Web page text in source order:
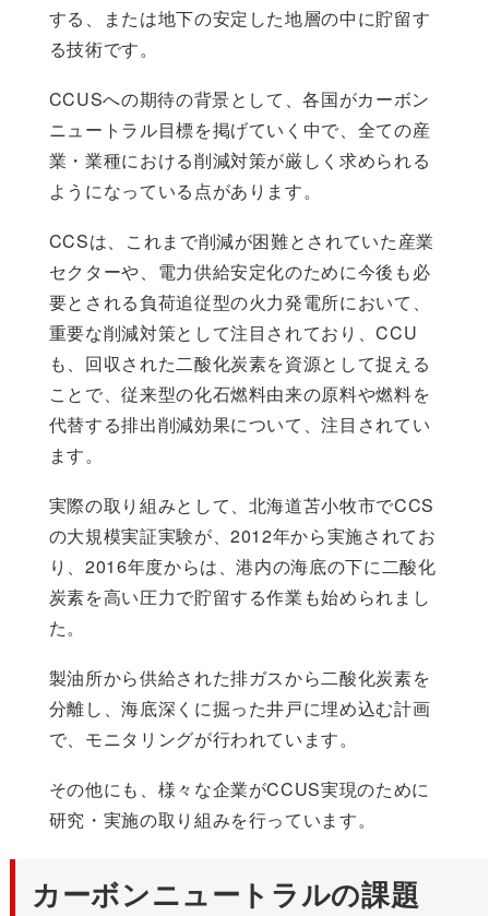
する、または地下の安定した地層の中に貯留す
る技術です。
CCUSへの期待の背景として、各国がカーボン
ニュートラル目標を掲げていく中で、全ての産
業・業種における削減対策が厳しく求められる
ようになっている点があります。
CCSは、これまで削減が困難とされていた産業
セクターや、電力供給安定化のために今後も必
要とされる負荷追従型の火力発電所において、
重要な削減対策として注目されており、CCU
も、回収された二酸化炭素を資源として捉える
ことで、従来型の化石燃料由来の原料や燃料を
代替する排出削減効果について、注目されてい
ます。
実際の取り組みとして、北海道苫小牧市でCCS
の大規模実証実験が、2012年から実施されてお
り、2016年度からは、港内の海底の下に二酸化
炭素を高い圧力で貯留する作業も始められまし
た。
製油所から供給された排ガスから二酸化炭素を
分離し、海底深くに掘った井戸に埋め込む計画
で、モニタリングが行われています。
その他にも、様々な企業がCCUS実現のために
研究・実施の取り組みを行っています。
カーボンニュートラルの課題